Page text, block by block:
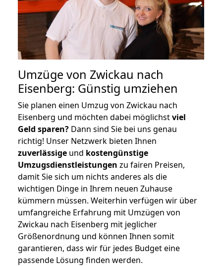
Umzüge von Zwickau nach
Eisenberg: Günstig umziehen
Sie planen einen Umzug von Zwickau nach
Eisenberg und möchten dabei möglichstviel
Geld sparen? Dann sind Sie bei uns genau
richtig! Unser Netzwerk bieten Ihnen
zuverlässige und kostengünstige
Umzugsdienstleistungen zu fairen Preisen,
damit Sie sich um nichts anderes als die
wichtigen Dinge in Ihrem neuen Zuhause
kümmern müssen. Weiterhin verfügen wir über
umfangreiche Erfahrung mit Umzügen von
Zwickau nach Eisenberg mit jeglicher
Größenordnung und können Ihnen somit
garantieren, dass wir für jedes Budget eine
passende Lösung finden werden.